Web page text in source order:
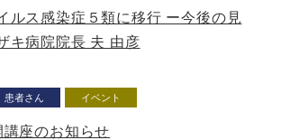
ルス感染症５類に移行 ー今後の見
病院院長 夫 由彦
患者さん イベント
座のお知らせ